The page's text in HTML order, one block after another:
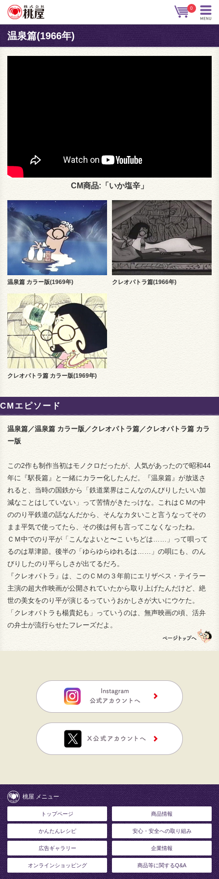
0
温泉篇(1966年)
CM商品:「いか塩辛」
温泉篇 カラー版(1969年) クレオパトラ篇(1966年)
クレオパトラ篇 カラー版(1969年)
CMエピソード
温泉篇／温泉篇 カラー版／クレオパトラ篇／クレオパトラ篇 カラ
ー版
この2作も制作当初はモノクロだったが、人気があったので昭和44
年に『駅長篇』と一緒にカラー化したんだ。『温泉篇』が放送さ
れると、当時の国鉄から「鉄道業界はこんなのんびりしたいい加
減なことはしていない」って苦情がきたっけな。これはＣＭの中
ののり平鉄道の話なんだから、そんなカタいこと言うなってその
まま平気で使ってたら、その後は何も言ってこなくなったね。
ＣＭ中でのり平が「こんなよいと〜こ いちどは……」って唄って
るのは草津節。後半の「ゆらゆらゆれるは……」の唄にも、のん
びりしたのり平らしさが出てるだろ。
『クレオパトラ』は、このＣＭの３年前にエリザベス・テイラー
主演の超大作映画が公開されていたから取り上げたんだけど、絶
世の美女をのり平が演じるっていうおかしさが大いにウケた。
「クレオパトラも楊貴妃も」っていうのは、無声映画の頃、活弁
の弁士が流行らせたフレーズだよ。
桃屋 メニュー
トップページ 商品情報
かんたんレシピ 安心・安全への取り組み
広告ギャラリー 企業情報
オンラインショッピング 商品等に関するQ&A